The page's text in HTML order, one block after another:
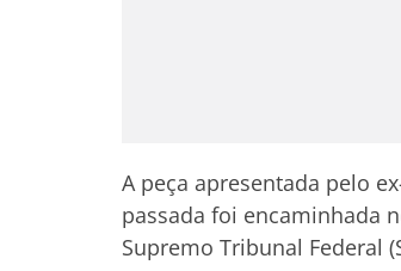
A peça apresentada pelo
passada foi encaminhada
Supremo Tribunal Federal